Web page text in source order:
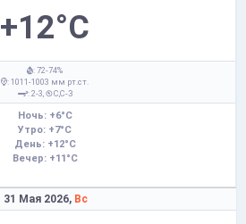
+12°C
: 72-74%
: 1011-1003 мм рт.ст.
: 2-3,
С,С-З
Ночь: +6°C
Утро: +7°C
День: +12°C
Вечер: +11°C
31 Мая 2026, Вс